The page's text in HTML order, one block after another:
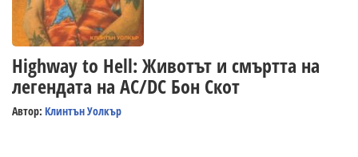
Highway to Hell: Животът и смъртта на
легендата на AC/DC Бон Скот
Автор: Клинтън Уолкър